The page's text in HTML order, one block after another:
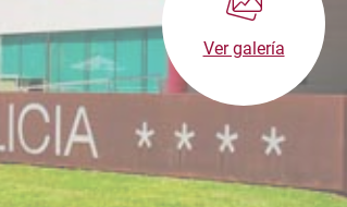
Ver galería